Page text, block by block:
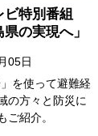
ビ特別番組
の実現へ」
05日
を使って避難経
の方々と防災に
ご紹介。